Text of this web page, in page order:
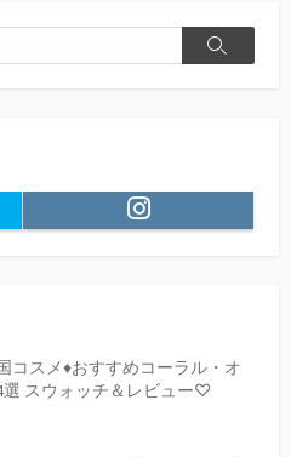
検
Instagram
コスメ♦おすすめコーラル・オ
選 スウォッチ＆レビュー♡